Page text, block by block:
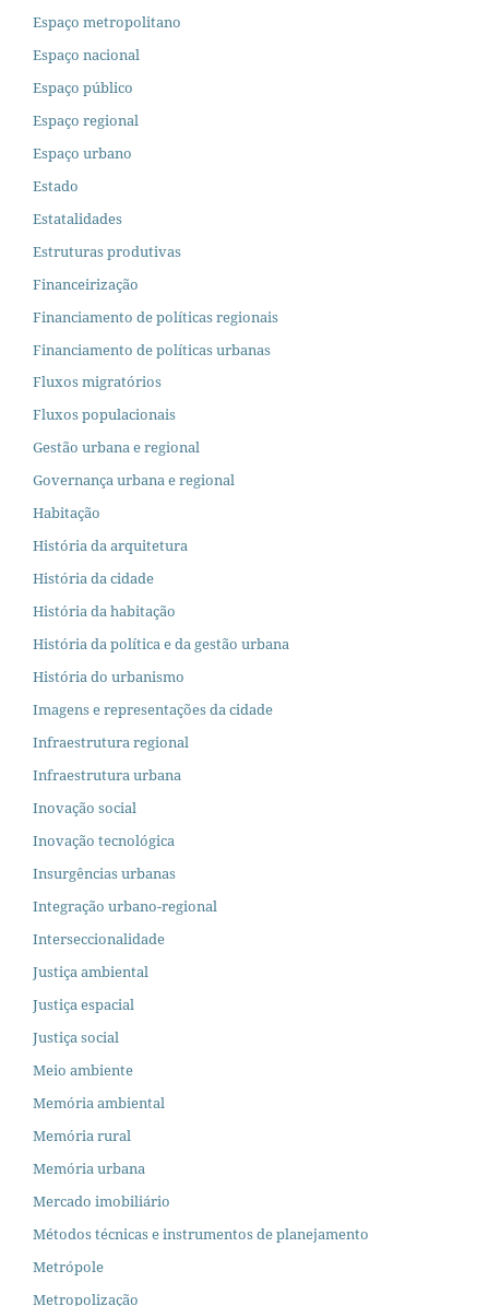
Espaço metropolitano
Espaço nacional
Espaço público
Espaço regional
Espaço urbano
Estado
Estatalidades
Estruturas produtivas
Financeirização
Financiamento de políticas regionais
Financiamento de políticas urbanas
Fluxos migratórios
Fluxos populacionais
Gestão urbana e regional
Governança urbana e regional
Habitação
História da arquitetura
História da cidade
História da habitação
História da política e da gestão urbana
História do urbanismo
Imagens e representações da cidade
Infraestrutura regional
Infraestrutura urbana
Inovação social
Inovação tecnológica
Insurgências urbanas
Integração urbano-regional
Interseccionalidade
Justiça ambiental
Justiça espacial
Justiça social
Meio ambiente
Memória ambiental
Memória rural
Memória urbana
Mercado imobiliário
Métodos técnicas e instrumentos de planejamento
Metrópole
Metropolização